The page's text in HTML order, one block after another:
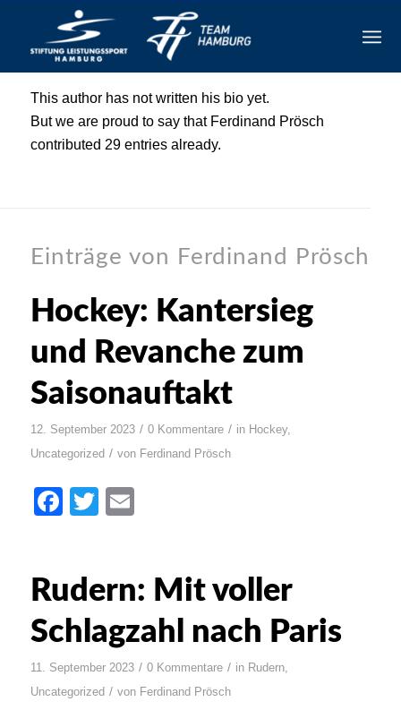
ÜberFerdinand Prösch
This author has not written his bio yet.
But we are proud to say that Ferdinand Prösch
contributed 29 entries already.
Einträge von Ferdinand Prösch
Hockey: Kantersieg
und Revanche zum
Saisonauftakt
12. September 2023 / 0 Kommentare / in Hockey,
Uncategorized / von Ferdinand Prösch
Facebook
Twitter
Rudern: Mit voller
Schlagzahl nach Paris
11. September 2023 / 0 Kommentare / in Rudern,
Uncategorized / von Ferdinand Prösch